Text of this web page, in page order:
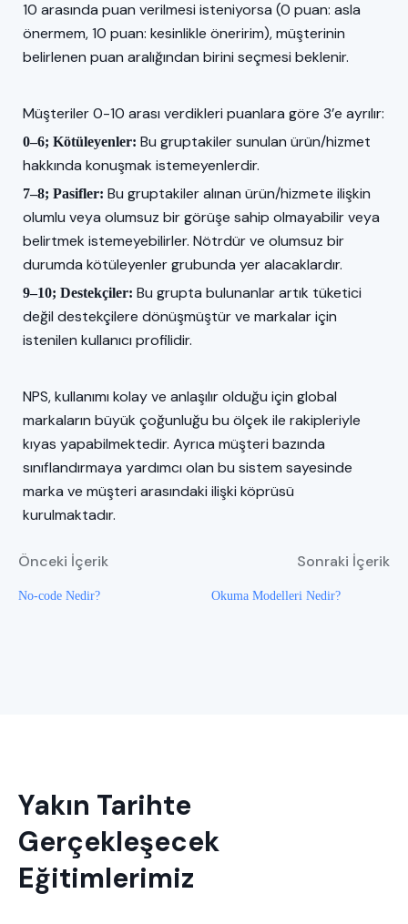
10 arasında puan verilmesi isteniyorsa (0 puan: asla
önermem, 10 puan: kesinlikle öneririm), müşterinin
belirlenen puan aralığından birini seçmesi beklenir.
Müşteriler 0-10 arası verdikleri puanlara göre 3’e ayrılır:
0–6; Kötüleyenler: Bu gruptakiler sunulan ürün/hizmet
hakkında konuşmak istemeyenlerdir.
7–8; Pasifler: Bu gruptakiler alınan ürün/hizmete ilişkin
olumlu veya olumsuz bir görüşe sahip olmayabilir veya
belirtmek istemeyebilirler. Nötrdür ve olumsuz bir
durumda kötüleyenler grubunda yer alacaklardır.
9–10; Destekçiler: Bu grupta bulunanlar artık tüketici
değil destekçilere dönüşmüştür ve markalar için
istenilen kullanıcı profilidir.
NPS, kullanımı kolay ve anlaşılır olduğu için global
markaların büyük çoğunluğu bu ölçek ile rakipleriyle
kıyas yapabilmektedir. Ayrıca müşteri bazında
sınıflandırmaya yardımcı olan bu sistem sayesinde
marka ve müşteri arasındaki ilişki köprüsü
kurulmaktadır.
Sonraki İçerik
Önceki İçerik
No-code Nedir? Okuma Modelleri Nedir?
Yakın Tarihte
Gerçekleşecek
Eğitimlerimiz